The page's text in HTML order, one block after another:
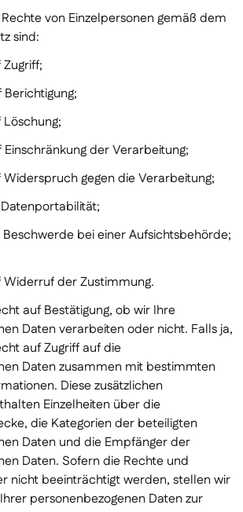
von Einzelpersonen gemäß dem
sind:
der Verarbeitung;
gegen die Verarbeitung;
bei einer Aufsichtsbehörde;
Widerruf der Zustimmung.
auf Bestätigung, ob wir Ihre
Daten verarbeiten oder nicht. Falls ja,
auf Zugriff auf die
Daten zusammen mit bestimmten
Diese zusätzlichen
Einzelheiten über die
die Kategorien der beteiligten
Daten und die Empfänger der
Daten. Sofern die Rechte und
nicht beeinträchtigt werden, stellen wir
personenbezogenen Daten zur